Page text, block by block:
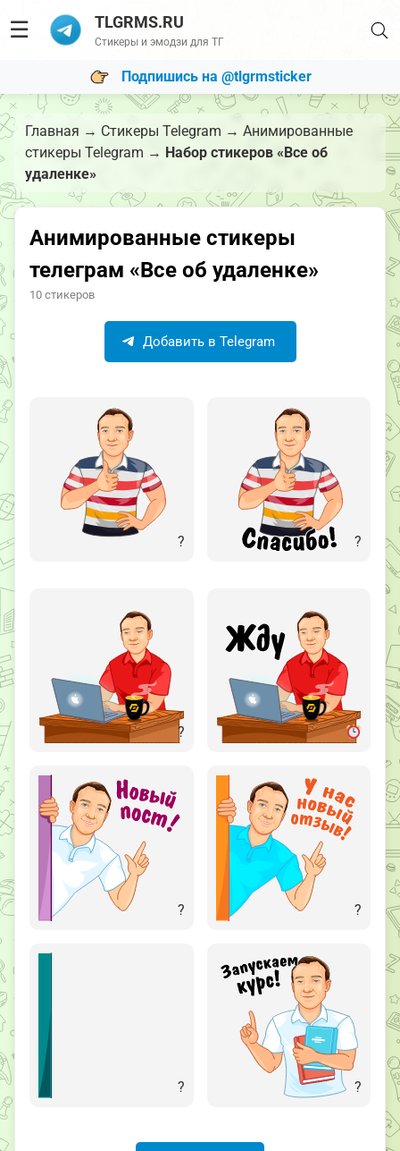
☰ TLGRMS.RU
Стикеры и эмодзи для ТГ
Подпишись на @tlgrmsticker
Главная → Стикеры Telegram → Анимированные
стикеры Telegram → Набор стикеров «Все об
удаленке»
Анимированные стикеры
телеграм «Все об удаленке»
10 стикеров
Добавить в Telegram
? ?
?
? ?
? ?